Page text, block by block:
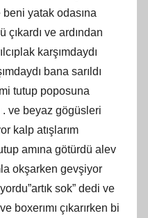
yatak odasına
ve ardından
karşımdaydı
bana sarıldı
tutup poposuna
ve beyaz gögüsleri
kalp atışlarım
amına götürdü alev
okşarken gevşiyor
sok” dedi ve
boxerımı çıkarırken bi